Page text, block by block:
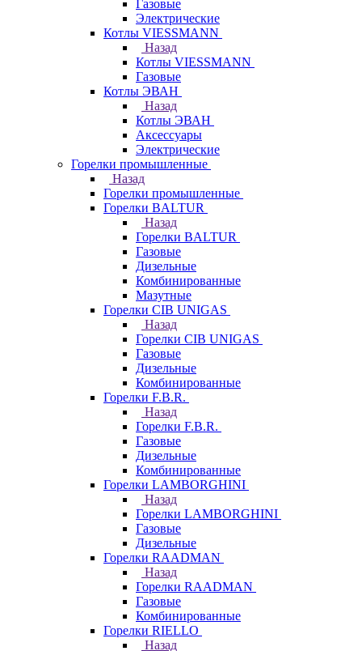
Газовые
Электрические
Котлы VIESSMANN
Назад
Котлы VIESSMANN
Газовые
Котлы ЭВАН
Назад
Котлы ЭВАН
Аксессуары
Электрические
Горелки промышленные
Назад
Горелки промышленные
Горелки BALTUR
Назад
Горелки BALTUR
Газовые
Дизельные
Комбинированные
Мазутные
Горелки CIB UNIGAS
Назад
Горелки CIB UNIGAS
Газовые
Дизельные
Комбинированные
Горелки F.B.R.
Назад
Горелки F.B.R.
Газовые
Дизельные
Комбинированные
Горелки LAMBORGHINI
Назад
Горелки LAMBORGHINI
Газовые
Дизельные
Горелки RAADMAN
Назад
Горелки RAADMAN
Газовые
Комбинированные
Горелки RIELLO
Назад